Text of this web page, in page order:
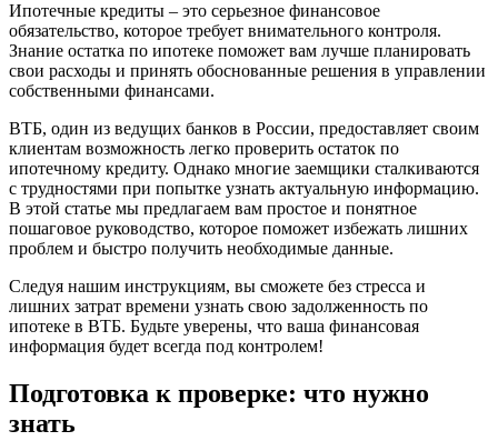
Ипотечные кредиты – это серьезное финансовое
обязательство, которое требует внимательного контроля.
Знание остатка по ипотеке поможет вам лучше планировать
свои расходы и принять обоснованные решения в управлении
собственными финансами.
ВТБ, один из ведущих банков в России, предоставляет своим
клиентам возможность легко проверить остаток по
ипотечному кредиту. Однако многие заемщики сталкиваются
с трудностями при попытке узнать актуальную информацию.
В этой статье мы предлагаем вам простое и понятное
пошаговое руководство, которое поможет избежать лишних
проблем и быстро получить необходимые данные.
Следуя нашим инструкциям, вы сможете без стресса и
лишних затрат времени узнать свою задолженность по
ипотеке в ВТБ. Будьте уверены, что ваша финансовая
информация будет всегда под контролем!
Подготовка к проверке: что нужно
знать